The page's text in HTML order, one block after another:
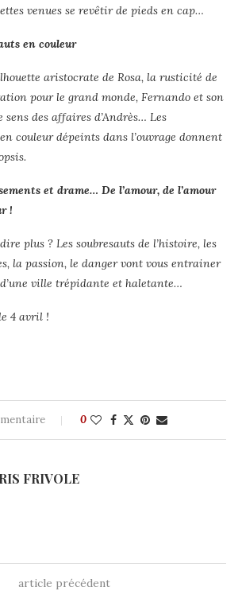
venues se revêtir de pieds en cap…
en couleur
aristocrate de Rosa, la rusticité de
pour le grand monde, Fernando et son
des affaires d’Andrès… Les
couleur dépeints dans l’ouvrage donnent
et drame… De l’amour, de l’amour
!
dire plus ? Les soubresauts de l’histoire, les
la passion, le danger vont vous entrainer
ville trépidante et haletante…
4 avril !
0
FRIVOLE
article précédent